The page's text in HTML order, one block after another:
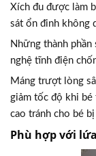
Xích đu được làm
sát ổn đinh không
Những thành
nghệ tĩnh điện
Máng trượt lòng
giảm tốc độ khi
cao tránh cho bé
Phù hợp với